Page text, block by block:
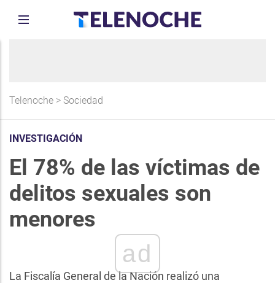
Telenoche > Sociedad
INVESTIGACIÓN
El 78% de las víctimas de
delitos sexuales son
menores
ad
La Fiscalía General de la Nación realizó una